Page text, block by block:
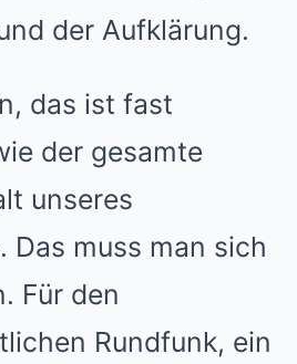
der Aufklärung.
das ist fast
der gesamte
unseres
Das muss man sich
Für den
Rundfunk, ein